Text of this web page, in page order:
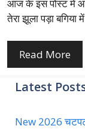
आज के इस पोस्ट में आप
तेरा झूला पड़ा
Read More
Latest
New 2026